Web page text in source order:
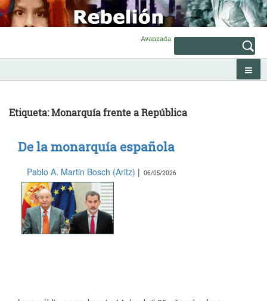
Skip
to
content
Avanzada
Etiqueta: Monarquía frente a República
De la monarquía española
Pablo A. Martin Bosch (Aritz) | 06/05/2026